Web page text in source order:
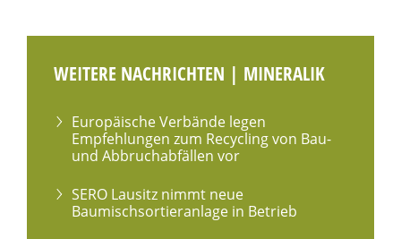
WEITERE NACHRICHTEN | MINERALIK
Europäische Verbände legen
Empfehlungen zum Recycling von Bau-
und Abbruchabfällen vor
SERO Lausitz nimmt neue
Baumischsortieranlage in Betrieb